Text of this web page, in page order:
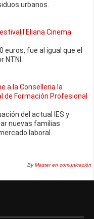
urbanos.
l'Eliana Cinema
euros, fue al igual que el
a la Conselleria la
Formación Profesional
del actual IES y
nuevas familias
laboral.
ByMaster en comunicación